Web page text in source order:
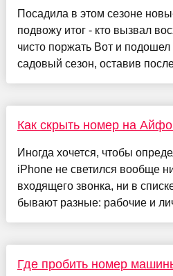
Посадила в этом сезоне
подвожу итог - кто вызвал
чисто поржать Вот и
садовый сезон, оставив
Как скрыть номер на
Иногда хочется, чтобы
iPhone не светился вообще
входящего звонка, ни в
бывают разные: рабочие и
Где пробить номер